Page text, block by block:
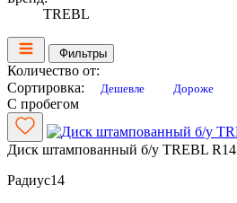
TREBL
Фильтры
Количество от:
Сортировка:
Дешевле Дороже
С пробегом
Диск штампованный б/у TREBL R14
Радиус14